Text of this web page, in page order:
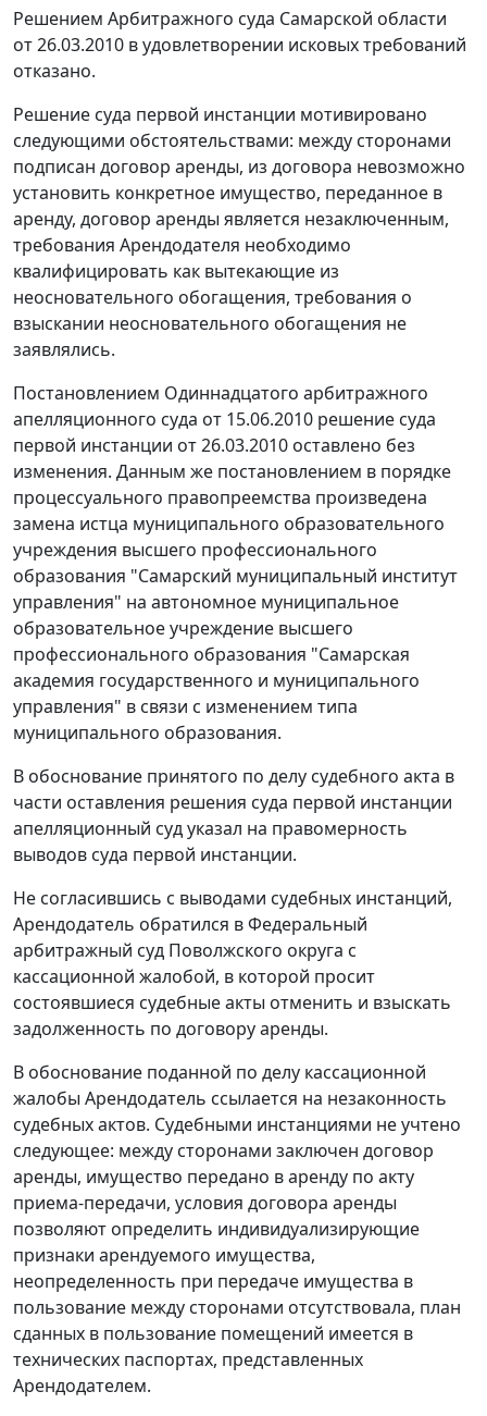
Решением Арбитражного суда Самарской области
от 26.03.2010 в удовлетворении исковых требований
отказано.
Решение суда первой инстанции мотивировано
следующими обстоятельствами: между сторонами
подписан договор аренды, из договора невозможно
установить конкретное имущество, переданное в
аренду, договор аренды является незаключенным,
требования Арендодателя необходимо
квалифицировать как вытекающие из
неосновательного обогащения, требования о
взыскании неосновательного обогащения не
заявлялись.
Постановлением Одиннадцатого арбитражного
апелляционного суда от 15.06.2010 решение суда
первой инстанции от 26.03.2010 оставлено без
изменения. Данным же постановлением в порядке
процессуального правопреемства произведена
замена истца муниципального образовательного
учреждения высшего профессионального
образования "Самарский муниципальный институт
управления" на автономное муниципальное
образовательное учреждение высшего
профессионального образования "Самарская
академия государственного и муниципального
управления" в связи с изменением типа
муниципального образования.
В обоснование принятого по делу судебного акта в
части оставления решения суда первой инстанции
апелляционный суд указал на правомерность
выводов суда первой инстанции.
Не согласившись с выводами судебных инстанций,
Арендодатель обратился в Федеральный
арбитражный суд Поволжского округа с
кассационной жалобой, в которой просит
состоявшиеся судебные акты отменить и взыскать
задолженность по договору аренды.
В обоснование поданной по делу кассационной
жалобы Арендодатель ссылается на незаконность
судебных актов. Судебными инстанциями не учтено
следующее: между сторонами заключен договор
аренды, имущество передано в аренду по акту
приема-передачи, условия договора аренды
позволяют определить индивидуализирующие
признаки арендуемого имущества,
неопределенность при передаче имущества в
пользование между сторонами отсутствовала, план
сданных в пользование помещений имеется в
технических паспортах, представленных
Арендодателем.